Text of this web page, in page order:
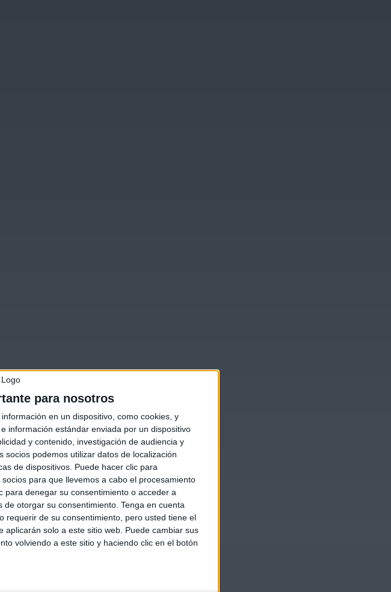
para nosotros
en un dispositivo, como cookies, y
información estándar enviada por un dispositivo
y contenido, investigación de audiencia y
socios podemos utilizar datos de localización
de dispositivos. Puede hacer clic para
para que llevemos a cabo el procesamiento
denegar su consentimiento o acceder a
otorgar su consentimiento. Tenga en cuenta
requerir de su consentimiento, pero usted tiene el
solo a este sitio web. Puede cambiar sus
volviendo a este sitio y haciendo clic en el botón